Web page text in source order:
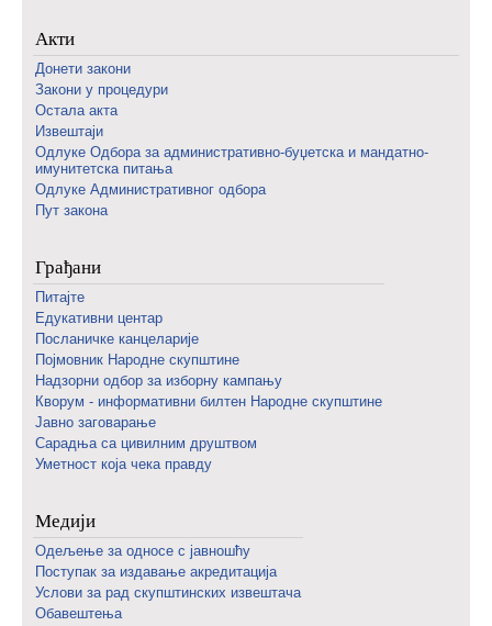
Акти
Донети закони
Закони у процедури
Остала акта
Извештаји
Одлуке Одбора за административно-буџетска и мандатно-
имунитетска питања
Одлуке Административног одбора
Пут закона
Грађани
Питајте
Едукативни центар
Посланичке канцеларије
Појмовник Народне скупштине
Надзорни одбор за изборну кампању
Кворум - информативни билтен Народне скупштине
Јавно заговарање
Сарадња са цивилним друштвом
Уметност која чека правду
Медији
Одељење за односе с јавношћу
Поступак за издавање акредитација
Услови за рад скупштинских извештача
Обавештења